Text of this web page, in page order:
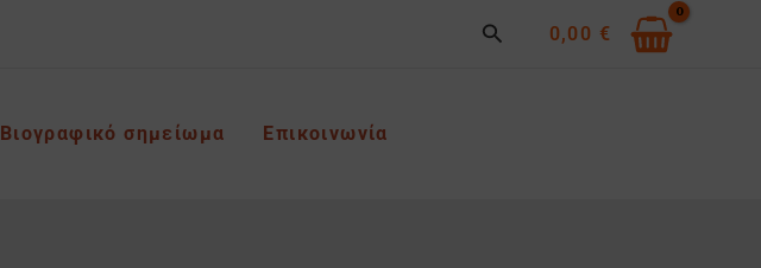
Search0,00 €
Βιογραφικό σημείωμα Επικοινωνία